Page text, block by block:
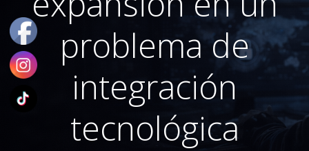
problema de
integración
tecnológica